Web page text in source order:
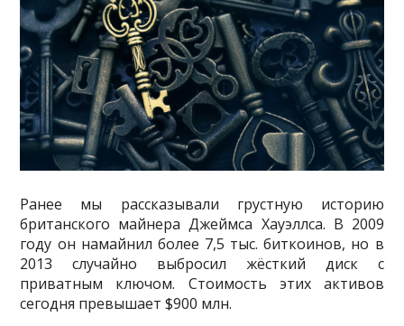
Ранее мы рассказывали грустную историю
британского майнера Джеймса Хауэллса. В 2009
году он намайнил более 7,5 тыс. биткоинов, но в
2013 случайно выбросил жёсткий диск с
приватным ключом. Стоимость этих активов
сегодня превышает $900 млн.